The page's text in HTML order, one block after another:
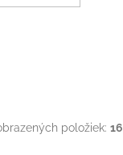
položiek: 16